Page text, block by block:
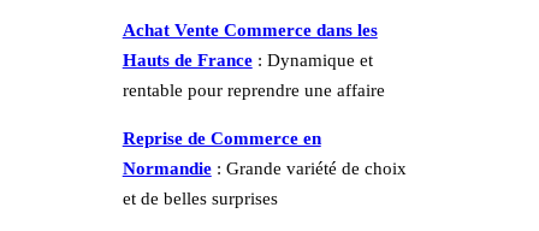
Achat Vente Commerce dans les
Hauts de France : Dynamique et
rentable pour reprendre une affaire
Reprise de Commerce en
Normandie : Grande variété de choix
et de belles surprises